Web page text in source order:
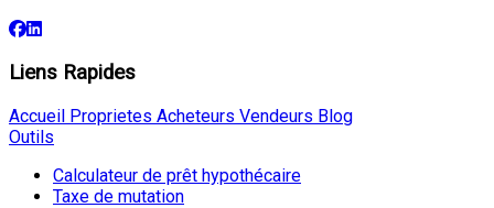
Liens Rapides
Accueil Proprietes Acheteurs Vendeurs Blog
Outils
Calculateur de prêt hypothécaire
Taxe de mutation